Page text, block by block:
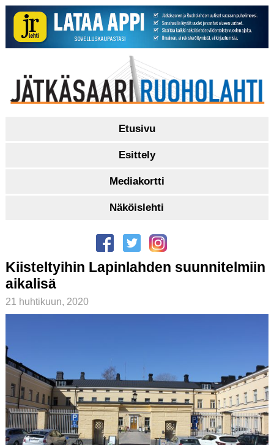
Etusivu
Esittely
Mediakortti
Näköislehti
Kiisteltyihin Lapinlahden suunnitelmiin
aikalisä
21 huhtikuun, 2020